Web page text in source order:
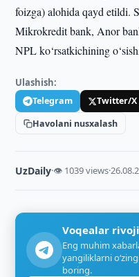
foizga) alohida qayd etildi.
Mikrokredit bank, Anor
NPL ko‘rsatkichining
Ulashish:
Telegram Twitter/X
Havolani nusxalash
UzDaily·👁 1039 views·
Voqealar
Eng muhim
yangiliklarni
boring.